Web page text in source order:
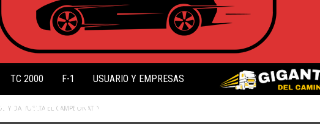
TC 2000 F-1 USUARIO Y EMPRESAS
Y DA VUELTA EL CAMPEONATO
EL CAOS Y DA